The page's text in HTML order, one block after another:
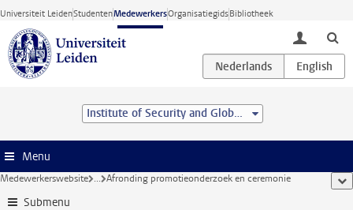
Ga direct naar de inhoud
Universiteit LeidenStudentenMedewerkersOrganisatiegidsBibliotheek
toggle
Institute of Security and Global Affairs
Menu
Medewerkerswebsite ... Afronding promotieonderzoek en ceremonie
Submenu